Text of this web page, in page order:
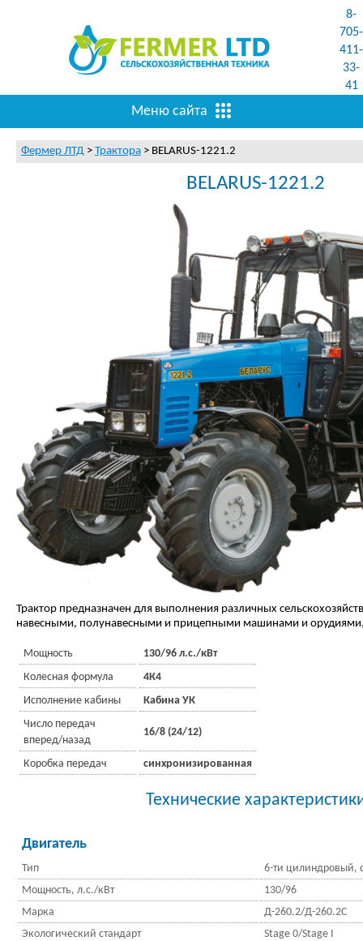
8-
705-
411-
33-
41
Меню сайта
Фермер ЛТД> Трактора> BELARUS-1221.2
BELARUS-1221.2
Трактор предназначен для выполнения различных
навесными, полунавесными и прицепными машинами и орудиями,
Мощность
130/96 л.с./кВт
Колесная формула
4К4
Исполнение кабины
Кабина УК
Число передач
вперед/назад
16/8 (24/12)
Коробка передач синхронизированная
Технические
Двигатель
Тип
6-ти цилиндровый,
Мощность, л.с./кВт
130/96
Марка
Д-260.2/Д-260.2С
Экологический стандарт
Stage 0/Stage I